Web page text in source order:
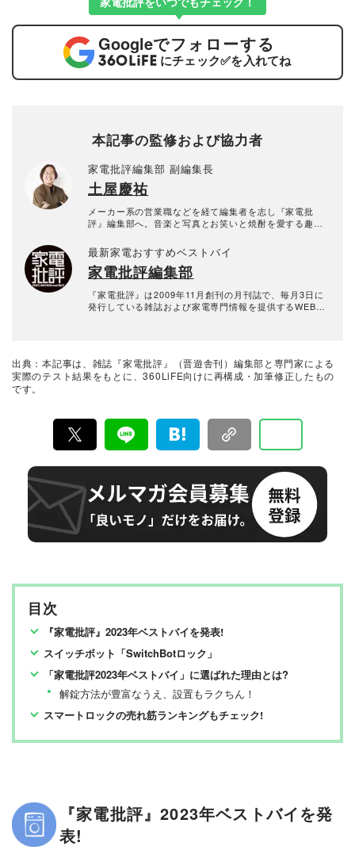
Googleでフォローする
にチェック✅を入れてね
本記事の監修および協力者
家電批評編集部 副編集長
土屋慶祐
メーカー系の営業職などを経て編集者を志し『家電批
評』編集部へ。音楽と写真とお笑いと焼酎を愛する趣味
を多数担当している。
最新家電おすすめベストバイ
家電批評編集部
『家電批評』は2009年11月創刊の月刊誌で、毎月3日に
発行している雑誌および家電専門情報を提供するWEBメ
検証機関が実機テストを行い、価格やブランドに惑わさ
れることなく製品の本質的な性能を見極め、その良し悪
出典：本記事は、雑誌『家電批評』（晋遊舎刊）編集部と専門家による
実際のテスト結果をもとに、360LiFE向けに再構成・加筆修正したもの
です。
目次
『家電批評』2023年ベストバイを発表!
スイッチボット「SwitchBotロック」
「家電批評2023年ベストバイ」に選ばれた理由とは?
解錠方法が豊富なうえ、設置もラクちん！
スマートロックの売れ筋ランキングもチェック!
『家電批評』2023年ベストバイを発
表!